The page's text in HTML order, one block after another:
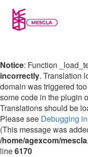
Notice: Function
incorrectly. Translation
domain was triggered
some code in the plugin
Translations should be
Please see Debugging
(This message was
/home/agexcom/
line6170